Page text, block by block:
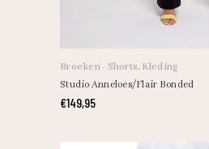
Broeken - Shorts, Kleding
Studio Anneloes/Flair Bonded
€149,95